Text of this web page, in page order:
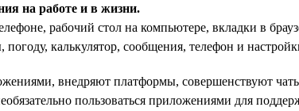
на работе и в жизни.
рабочий стол на компьютере, вкладки в
погоду, калькулятор, сообщения, телефон и
внедряют платформы, совершенствуют
пользоваться приложениями для